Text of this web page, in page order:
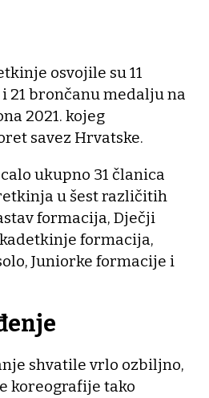
osvojile su 11
21 brončanu medalju na
2021. kojeg
savez Hrvatske.
ukupno 31 članica
u šest različitih
formacija, Dječji
formacija,
Juniorke formacije i
shvatile vrlo ozbiljno,
koreografije tako